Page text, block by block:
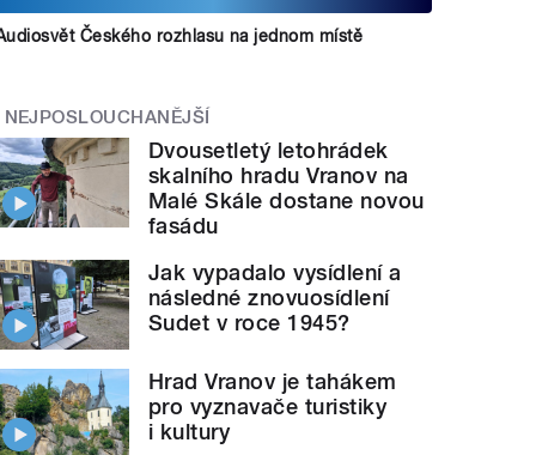
Českého rozhlasu na jednom místě
NEJPOSLOUCHANĚJŠÍ
Dvousetletý letohrádek
skalního hradu Vranov na
Malé Skále dostane novou
fasádu
Jak vypadalo vysídlení a
následné znovuosídlení
Sudet v roce 1945?
Hrad Vranov je tahákem
pro vyznavače turistiky
i kultury